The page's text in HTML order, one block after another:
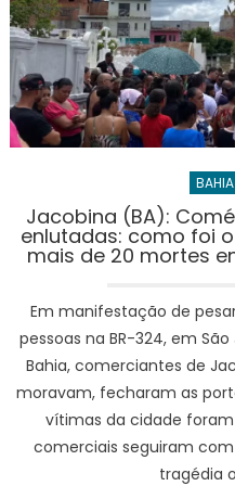
BAHIA
Jacobina (BA):
enlutadas: como foi
mais de 20 mortes
Em manifestação de
pessoas na BR-324, em
Bahia, comerciantes de
moravam, fecharam as
vítimas da cidade
comerciais seguiram
tragédia